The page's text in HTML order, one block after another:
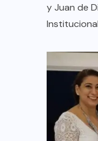
y Juan de